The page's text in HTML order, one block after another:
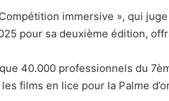
immersive », qui
pour sa deuxième édition,
40.000 professionnels du
films en lice pour la Palme